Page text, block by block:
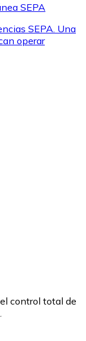
SEPA
SEPA. Una
operar
control total de